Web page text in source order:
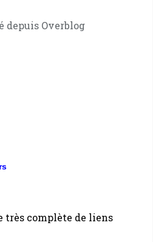
depuis Overblog
très complète de liens